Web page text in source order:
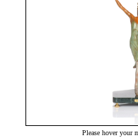
Please hover your